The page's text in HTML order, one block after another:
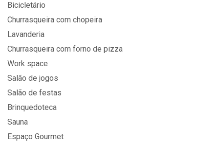
Bicicletário
Churrasqueira com chopeira
Lavanderia
Churrasqueira com forno de pizza
Work space
Salão de jogos
Salão de festas
Brinquedoteca
Sauna
Espaço Gourmet